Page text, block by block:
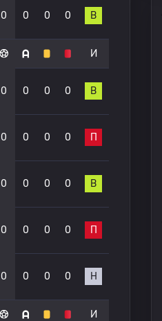
0 0 0 0 В
И
0 0 0 0 В
0 0 0 0 П
0 0 0 0 В
0 0 0 0 П
0 0 0 0 Н
И